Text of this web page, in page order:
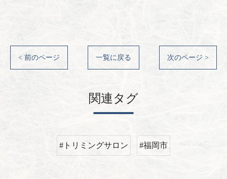
< 前のページ 一覧に戻る 次のページ >
関連タグ
#トリミングサロン #福岡市